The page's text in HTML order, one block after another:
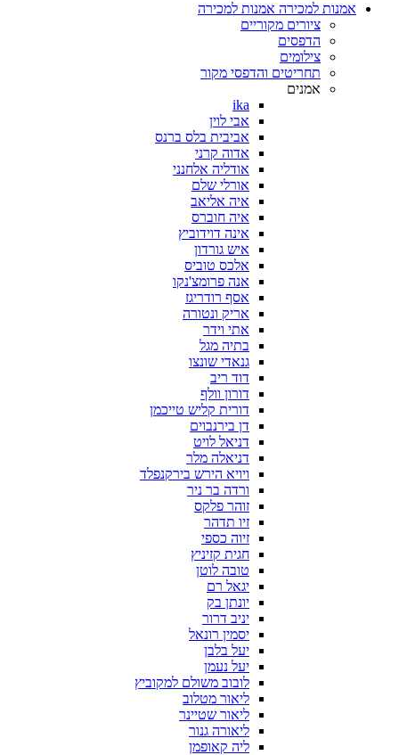
אמנות למכירה אמנות למכירה
ציורים מקוריים
הדפסים
צילומים
תחריטים והדפסי מקור
אמנים
ika
אבי לוין
אביבית בלס ברנס
אדוה קרני
אודליה אלחנני
אורלי שלם
איה אליאב
איה חוברס
אינה דוידוביץ
איש גורדון
אלכס טוביס
אנה פרומצ'נקו
אסף רודריגז
אריק ונטורה
אתי וידר
בתיה מגל
גנאדי שונצו
דוד ריב
דורון וולף
דורית קליש טייכמן
דן בירנבוים
דניאל לויט
דניאלה מלר
ויויא הירש בירקנפלד
ורדה בר ניר
זוהר פלקס
זיו תדהר
זיוה כספי
חגית קזיניץ
טובה לוטן
יגאל רם
יונתן בק
יניב דרור
יסמין רונאל
יעל בלבן
יעל נעמן
לובוב משולם למקוביץ
ליאור מטלוב
ליאור שטיינר
ליאורה גנור
ליה קאופמן